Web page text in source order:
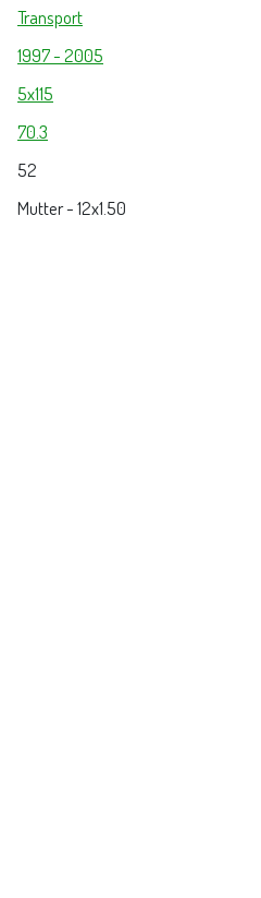
Transport
1997 - 2005
5x115
70.3
52
Mutter - 12x1.50